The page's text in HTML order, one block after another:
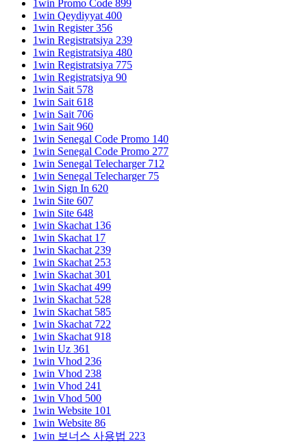
1win Promo Code 899
1win Qeydiyyat 400
1win Register 356
1win Registratsiya 239
1win Registratsiya 480
1win Registratsiya 775
1win Registratsiya 90
1win Sait 578
1win Sait 618
1win Sait 706
1win Sait 960
1win Senegal Code Promo 140
1win Senegal Code Promo 277
1win Senegal Telecharger 712
1win Senegal Telecharger 75
1win Sign In 620
1win Site 607
1win Site 648
1win Skachat 136
1win Skachat 17
1win Skachat 239
1win Skachat 253
1win Skachat 301
1win Skachat 499
1win Skachat 528
1win Skachat 585
1win Skachat 722
1win Skachat 918
1win Uz 361
1win Vhod 236
1win Vhod 238
1win Vhod 241
1win Vhod 500
1win Website 101
1win Website 86
1win 보너스 사용법 223